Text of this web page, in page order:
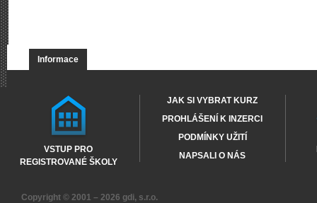
Informace
VSTUP PRO
REGISTROVANÉ ŠKOLY
JAK SI VYBRAT KURZ
PROHLÁŠENÍ K INZERCI
PODMÍNKY UŽITÍ
NAPSALI O NÁS
Copyright © 2001 – 2026 gdi, s.r.o.